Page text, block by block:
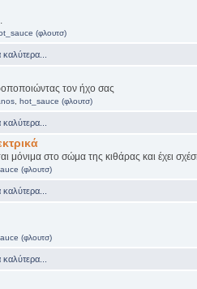
(φλουτσ)
καλύτερα...
τον ήχο σας
, hot_sauce (φλουτσ)
καλύτερα...
μόνιμα στο σώμα της κιθάρας και έχει
(φλουτσ)
καλύτερα...
(φλουτσ)
καλύτερα...